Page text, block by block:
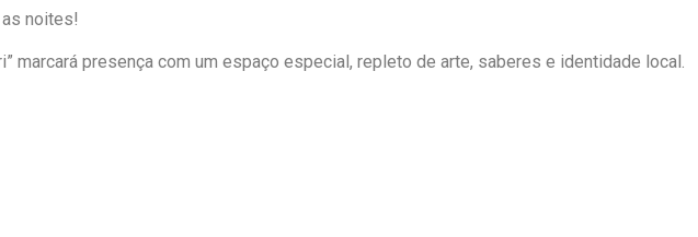
noites!
marcará presença com um espaço especial, repleto de arte, saberes e identidade local.